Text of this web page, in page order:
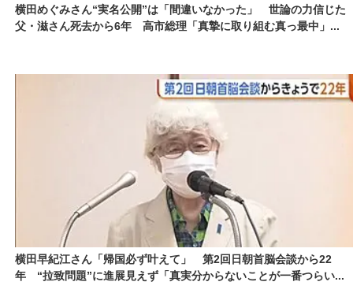
横田めぐみさん“実名公開”は「間違いなかった」 世論の力信じた
父・滋さん死去から6年 高市総理「真摯に取り組む真っ最中」...
横田早紀江さん「帰国必ず叶えて」 第2回日朝首脳会談から22
年 “拉致問題”に進展見えず「真実分からないことが一番つらい...